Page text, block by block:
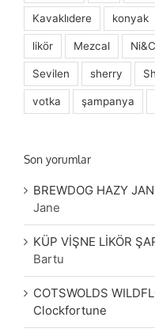
Kavaklıdere konyak
likör Mezcal
Sevilen sherry
votka şampanya
Son yorumlar
BREWDOG HAZY
Jane
KÜP VİŞNE LİKÖR
Bartu
COTSWOLDS
Clockfortune